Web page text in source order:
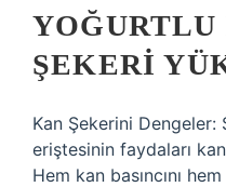
ŞEKERI
Kan Şekerini Dengeler:
eriştesinin faydaları
Hem kan basıncını